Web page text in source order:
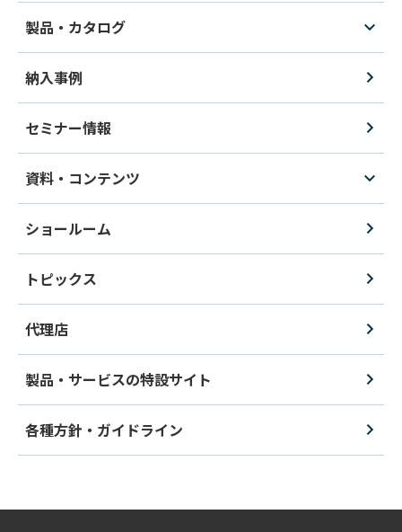
製品・カタログ
納入事例
セミナー情報
資料・コンテンツ
ショールーム
トピックス
代理店
製品・サービスの特設サイト
各種方針・ガイドライン